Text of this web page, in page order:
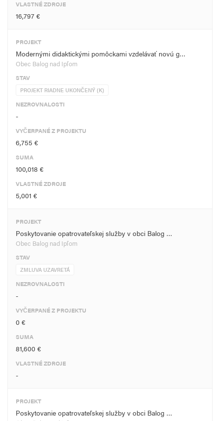
VLASTNÉ ZDROJE
16,797 €
PROJEKT
Modernými didaktickými pomôckami vzdelávať novú g…
Obec Balog nad Ipľom
STAV
PROJEKT RIADNE UKONČENÝ (K)
NEZROVNALOSTI
-
VYČERPANÉ Z PROJEKTU
6,755 €
SUMA
100,018 €
VLASTNÉ ZDROJE
5,001 €
PROJEKT
Poskytovanie opatrovateľskej služby v obci Balog …
Obec Balog nad Ipľom
STAV
ZMLUVA UZAVRETÁ
NEZROVNALOSTI
-
VYČERPANÉ Z PROJEKTU
0 €
SUMA
81,600 €
VLASTNÉ ZDROJE
-
PROJEKT
Poskytovanie opatrovateľskej služby v obci Balog …